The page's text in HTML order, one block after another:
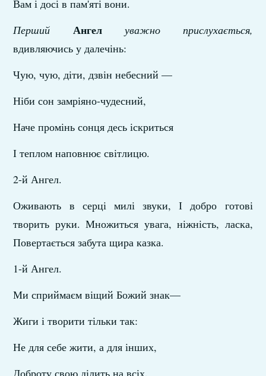
Вам і досі в пам'яті вони.
Перший Ангел уважно прислухається,
вдивляючись у далечінь:
Чую, чую, діти, дзвін небесний —
Ніби сон замріяно-чудесний,
Наче промінь сонця десь іскриться
І теплом наповнює світлицю.
2-й Ангел.
Оживають в серці милі звуки, І добро готові
творить руки. Множиться увага, ніжність, ласка,
Повертається забута щира казка.
1-й Ангел.
Ми сприймаєм віщий Божий знак—
Жиги і творити тільки так:
Не для себе жити, а для інших,
Доброту свою ділить на всіх.